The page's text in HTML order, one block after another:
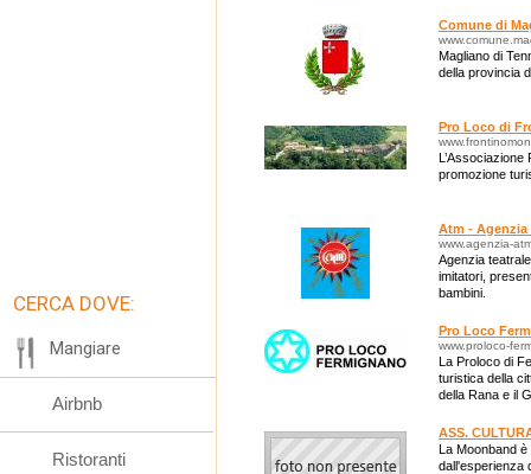
Comune di
Magliano di
della provincia
Pro Loco di
promozione
Atm - Agenzia
www.agenzia-
Agenzia
imitatori,
bambini.
Pro Loco
www.proloco-
La Proloco di
turistica della
della Rana e il
ASS.
La Moonband è
dall'esperienza
CERCA DOVE:
Mangiare
Airbnb
Ristoranti